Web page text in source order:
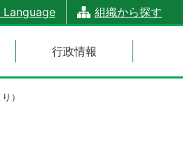
Language 組織から探す
行政情報
）